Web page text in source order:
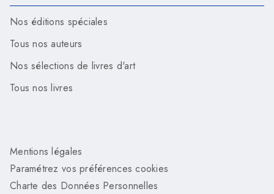
Nos éditions spéciales
Tous nos auteurs
Nos sélections de livres d'art
Tous nos livres
Mentions légales
Paramétrez vos préférences cookies
Charte des Données Personnelles